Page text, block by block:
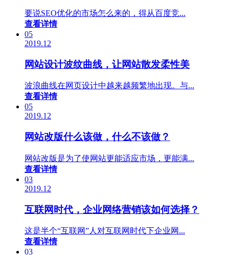
要说SEO优化的市场怎么来的，得从百度竞...
查看详情
05
2019.12
网站设计波纹曲线，让网站散发柔性美
波浪曲线在网页设计中越来越频繁地出现。与...
查看详情
05
2019.12
网站改版什么该做，什么不该做？
网站改版是为了使网站更能适应市场，更能满...
查看详情
03
2019.12
互联网时代，企业网络营销该如何选择？
这是半个“互联网”人对互联网时代下企业网...
查看详情
03